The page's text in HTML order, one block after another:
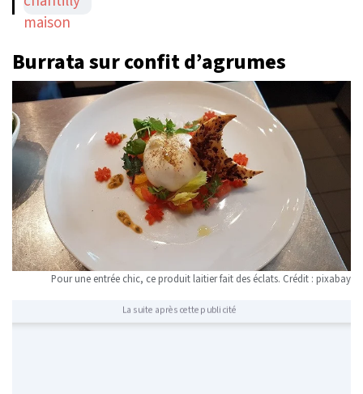
Burrata sur confit d’agrumes
Pour une entrée chic, ce produit laitier fait des éclats. Crédit : pixabay
La suite après cette publicité